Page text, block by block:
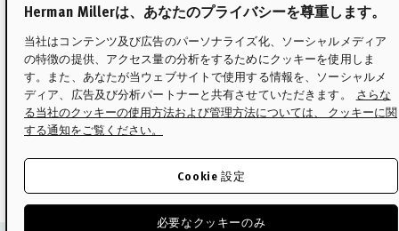
01 8Z Pellicle
Eight zones of tension for
increased comfort and ergonomic
support.
02 Three Sizes
Small, medium and
Herman Millerは、あなたのプライバシーを尊重します。
当社はコンテンツ及び広告のパーソナライズ化、ソーシャルメディア
の特徴の提供、アクセス量の分析をするためにクッキーを使用しま
す。また、あなたが当ウェブサイトで使用する情報を、ソーシャルメ
ディア、広告及び分析パートナーと共有させていただきます。
さらな
る当社のクッキーの使用方法および管理方法については、 クッキーに関
する通知をご覧ください。
必要なクッキーのみ
Cookie 設定